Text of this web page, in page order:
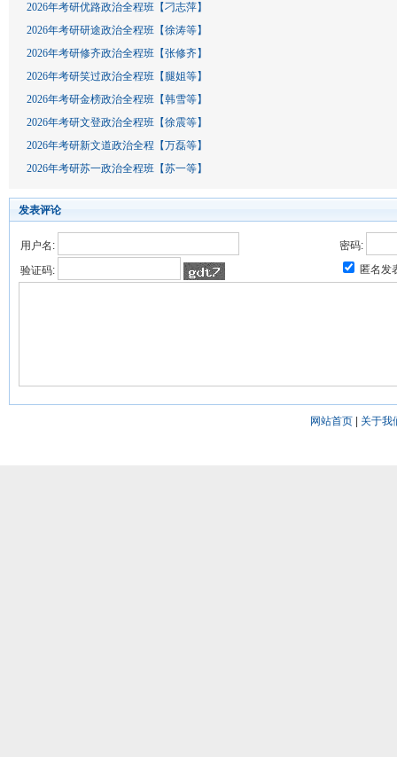
2026年考研优路政治全程班【刁志萍】
2026年考研研途政治全程班【徐涛等】
2026年考研修齐政治全程班【张修齐】
2026年考研笑过政治全程班【腿姐等】
2026年考研金榜政治全程班【韩雪等】
2026年考研文登政治全程班【徐震等】
2026年考研新文道政治全程【万磊等】
2026年考研苏一政治全程班【苏一等】
发表评论
用户名:
密码:
验证码:
匿名发
网站首页| 关于我